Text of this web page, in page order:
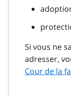
Si vous ne
adresser,
Cour de la